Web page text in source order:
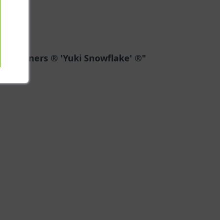
Winners ® 'Yuki Snowflake' ®"